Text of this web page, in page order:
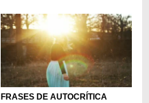
FRASES DE AUTOCRÍTICA